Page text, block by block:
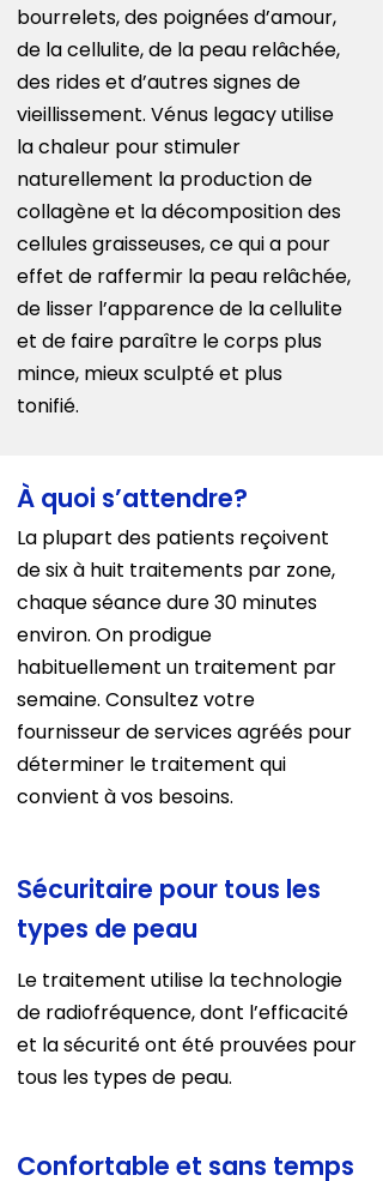
bourrelets, des poignées d’amour,
de la cellulite, de la peau relâchée,
des rides et d’autres signes de
vieillissement. Vénus legacy utilise
la chaleur pour stimuler
naturellement la production de
collagène et la décomposition des
cellules graisseuses, ce qui a pour
effet de raffermir la peau relâchée,
de lisser l’apparence de la cellulite
et de faire paraître le corps plus
mince, mieux sculpté et plus
tonifié.
À quoi s’attendre?
La plupart des patients reçoivent
de six à huit traitements par zone,
chaque séance dure 30 minutes
environ. On prodigue
habituellement un traitement par
semaine. Consultez votre
fournisseur de services agréés pour
déterminer le traitement qui
convient à vos besoins.
Le traitement utilise la technologie
de radiofréquence, dont l’efficacité
et la sécurité ont été prouvées pour
tous les types de peau.
Sécuritaire pour tous les
types de peau
Confortable et sans temps